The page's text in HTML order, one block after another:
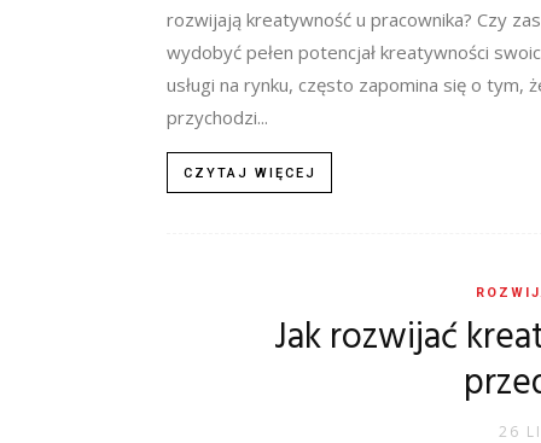
rozwijają kreatywność u pracownika? Czy
wydobyć pełen potencjał kreatywności
usługi na rynku, często zapomina się o tym,
przychodzi...
CZYTAJ WIĘCEJ
Jak rozwijać
26